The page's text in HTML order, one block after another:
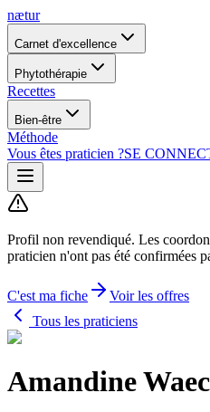
nætur
Carnet d'excellence
Phytothérapie
Recettes
Bien-être
Méthode
Vous êtes praticien ?SE
Profil non revendiqué. Les
praticien n'ont pas été confirmées
C'est ma fiche
Voir les offres
Tous les praticiens
Amandine